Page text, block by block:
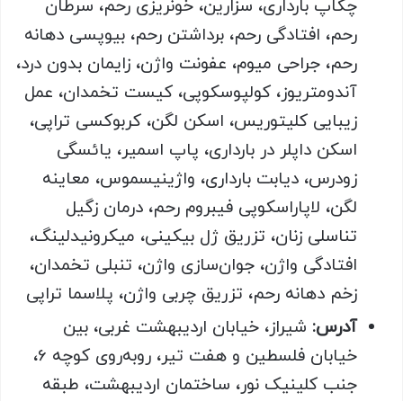
چکاپ بارداری، سزارین، خونریزی رحم، سرطان
رحم، افتادگی رحم، برداشتن رحم، بیوپسی دهانه
رحم، جراحی میوم، عفونت واژن، زایمان بدون درد،
آندومتریوز، کولپوسکوپی، کیست تخمدان، عمل
زیبایی کلیتوریس، اسکن لگن، کربوکسی تراپی،
اسکن داپلر در بارداری، پاپ اسمیر، یائسگی
زودرس، دیابت بارداری، واژینیسموس، معاینه
لگن، لاپاراسکوپی فیبروم رحم، درمان زگیل
تناسلی زنان، تزریق ژل بیکینی، میکرونیدلینگ،
افتادگی واژن، جوان‌سازی واژن، تنبلی تخمدان،
زخم دهانه رحم، تزریق چربی واژن، پلاسما تراپی
آدرس: شیراز، خیابان اردیبهشت غربی، بین
خیابان فلسطین و هفت تیر، روبه‌روی کوچه 6،
جنب کلینیک نور، ساختمان اردیبهشت، طبقه